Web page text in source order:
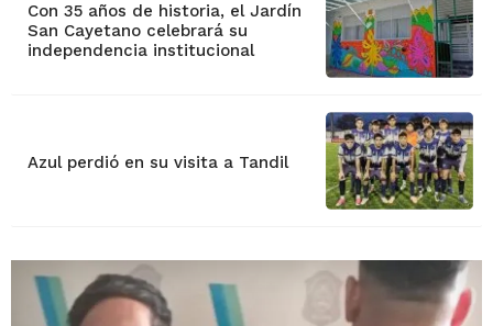
Con 35 años de historia, el Jardín
San Cayetano celebrará su
independencia institucional
Azul perdió en su visita a Tandil